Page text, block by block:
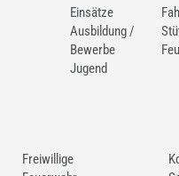
Einsätze
Ausbildung /
Bewerbe
Jugend
Freiwillige